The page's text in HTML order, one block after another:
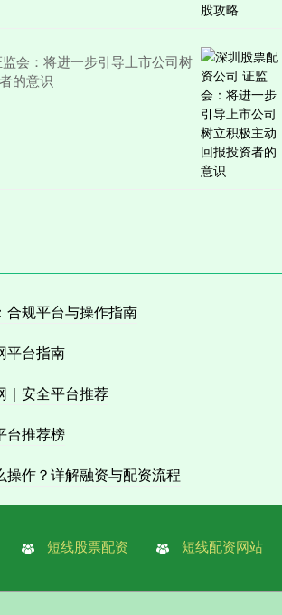
会：将进一步引导上市公司树
的意识
合规平台与操作指南
平台指南
｜安全平台推荐
台推荐榜
操作？详解融资与配资流程
短线股票配资 短线配资网站